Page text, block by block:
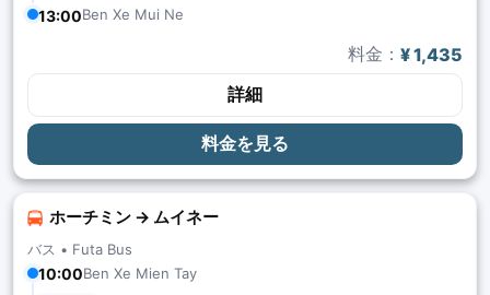
13:00Ben Xe Mui Ne
料金： ¥ 1,435
詳細
料金を見る
ホーチミン → ムイネー
バス • Futa Bus
10:00Ben Xe Mien Tay